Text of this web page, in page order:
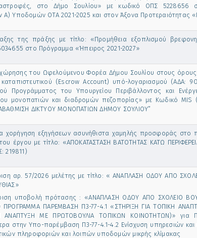
στο Δήμο Σουλίου» με κωδικό ΟΠΣ 5228656
Υποδομών ΟΤΑ 2021-2025 και στον Άξονα Προτεραιότητας
της πράξης με τίτλο: «Προμήθεια εξοπλισμού
στο Πρόγραμμα «Ήπειρος 2021-2027»
του Ωφελούμενου Φορέα Δήμου Σουλίου στους
καταπιστευτικού (Escrow Account) υπό-λογαριασμού (ΑΔΑ:
Προγράμματος του Υπουργείου Περιβάλλοντος και
μονοπατιών και διαδρομών πεζοπορίας» με Κωδικό
ΔΙΚΤΥΟΥ ΜΟΝΟΠΑΤΙΩΝ ΔΗΜΟΥ ΣΟΥΛΙΟΥ”
χορήγηση εξηγήσεων ασυνήθιστα χαμηλής προσφοράς στο
έργου με τίτλο: «ΑΠΟΚΑΤΑΣΤΑΣΗ ΒΑΤΟΤΗΤΑΣ ΚΑΤΩ
219811)
αρ. 57/2026 μελέτης με τίτλο: « ΑΝΑΠΛΑΣΗ ΟΔΟΥ ΑΠΟ
υποβολή πρότασης : «ΑΝΑΠΛΑΣΗ ΟΔΟΥ ΑΠΟ ΣΧΟΛΕΙΟ
ΠΡΟΓΡΑΜΜΑ ΠΑΡΕΜΒΑΣΗ Π3-77-4.1 «ΣΤΗΡΙΞΗ ΓΙΑ ΤΟΠΙΚΗ
ΑΝΑΠΤΥΞΗ ΜΕ ΠΡΩΤΟΒΟΥΛΙΑ ΤΟΠΙΚΩΝ ΚΟΙΝΟΤΗΤΩΝ)» για
στην Υπο-παρέμβαση Π3-77-4.1-4.2 Ενίσχυση υπηρεσιών
πληροφοριών και λοιπών υποδομών μικρής κλίμακας